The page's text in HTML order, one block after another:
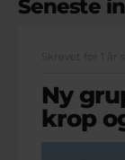
Seneste
Skrevet for 1 år
Ny
krop